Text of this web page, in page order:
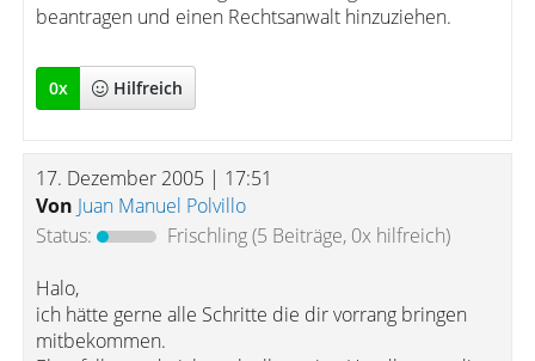
beantragen und einen Rechtsanwalt hinzuziehen.
0x Hilfreich
17. Dezember 2005 | 17:51
Von Juan Manuel Polvillo
Status:
Frischling(5 Beiträge, 0x hilfreich)
Halo,
ich hätte gerne alle Schritte die dir vorrang bringen
mitbekommen.